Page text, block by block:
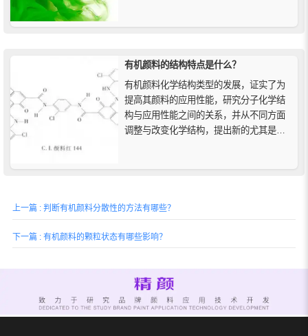
有机颜料的结构特点是什么？
有机颜料化学结构类型的发展，证实了为
提高其颜料的应用性能，研究分子化学结
构与应用性能之间的关系，并从不同方面
调整与改变化学结构，提出新的尤其是含
上一篇 : 判断有机颜料分散性的方法有哪些？
下一篇 : 有机颜料的颗粒状态有哪些影响？